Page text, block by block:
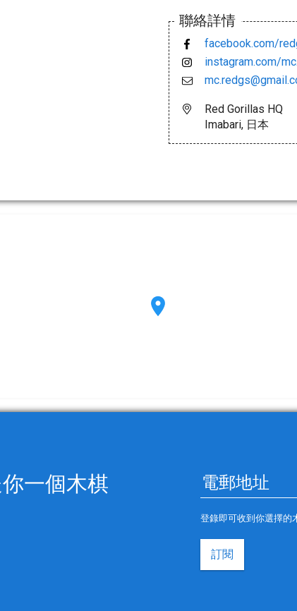
聯絡詳情
facebook.com/
instagram.com/
Red Gorillas HQ
Imabari, 日本
一個木棋
登錄即可收到你選擇的
訂閱